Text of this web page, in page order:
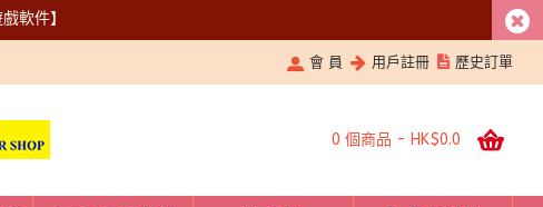
軟件】
會 員 用戶註冊 歷史訂單
0 個商品 - HK$0.0